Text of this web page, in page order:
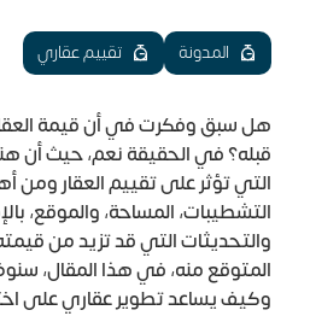
المدونة تقييم عقاري
هل سبق وفكرت في أن قيمة
قبله؟ في الحقيقة نعم، حيث أن
التي تؤثر على تقييم العقار ومن
التشطيبات، المساحة، والموقع،
والتحديثات التي قد تزيد من
المتوقع منه، في هذا المقال،
وكيف يساعد تطوير عقاري على